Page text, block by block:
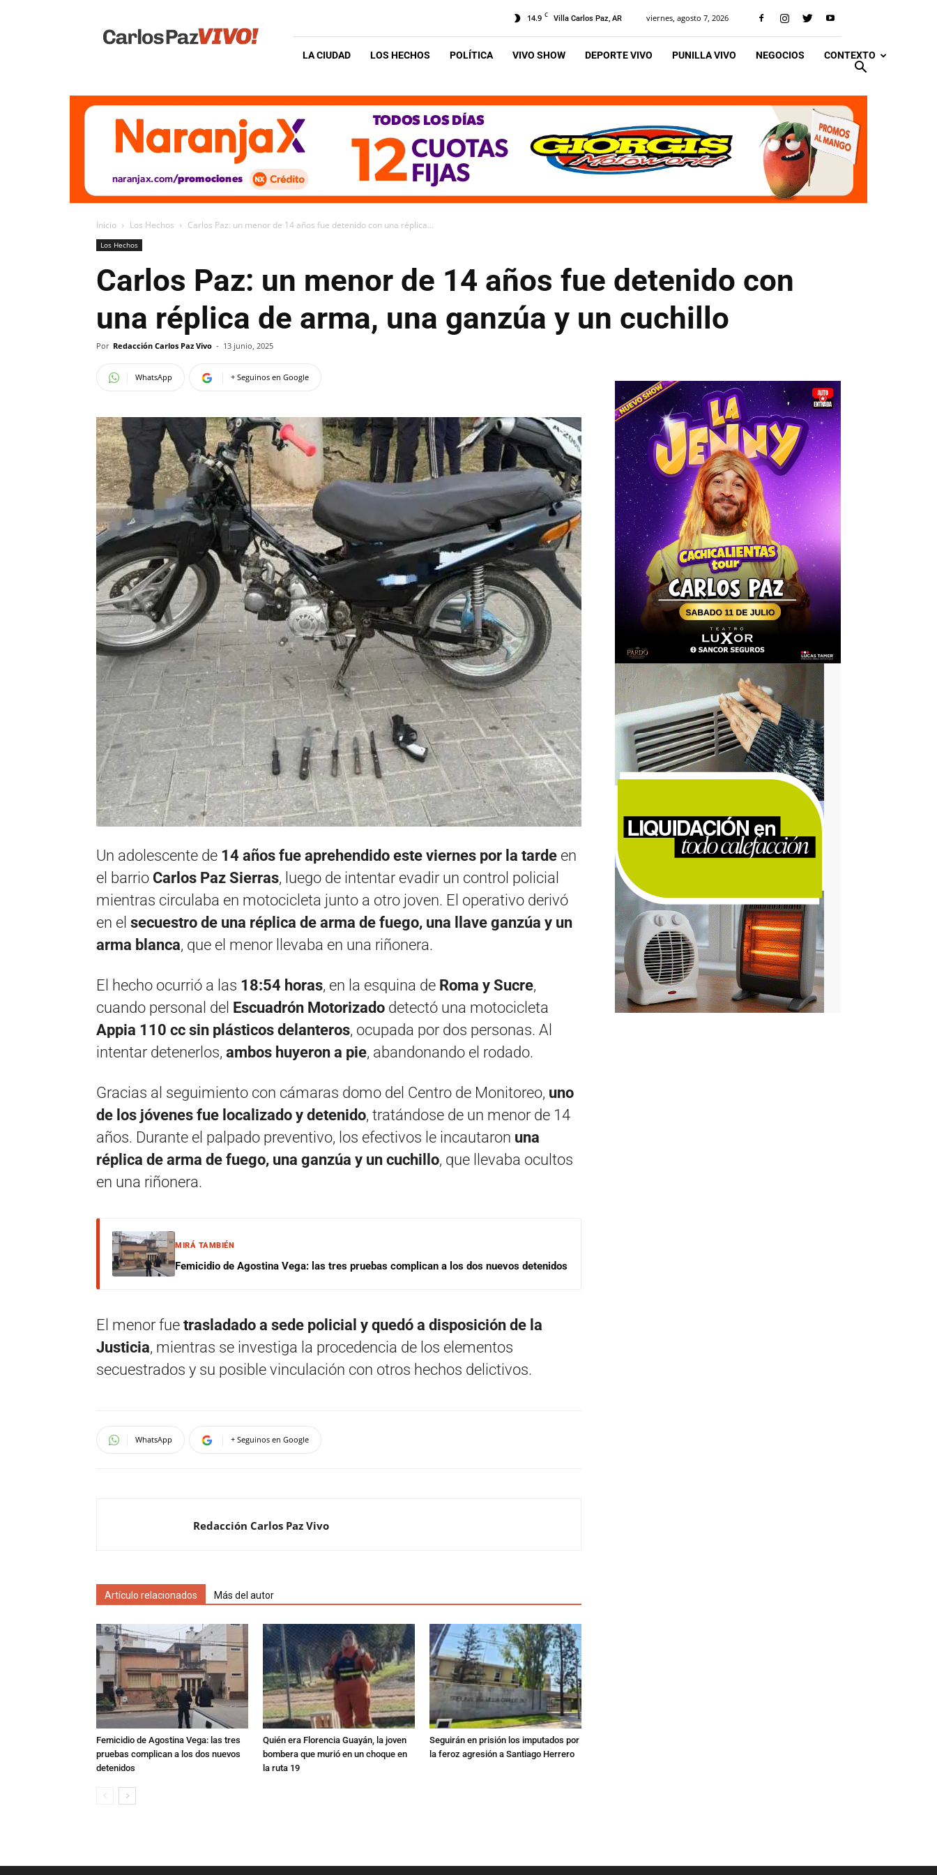
Vivo
14.9 C Villa Carlos Paz, AR viernes, agosto 7, 2026
LA CIUDAD LOS HECHOS POLÍTICA VIVO SHOW DEPORTE VIVO PUNILLA VIVO NEGOCIOS CONTEXTO
Inicio Los Hechos Carlos Paz: un menor de 14 años fue detenido con una réplica...
Los Hechos
Carlos Paz: un menor de 14 años fue detenido con
una réplica de arma, una ganzúa y un cuchillo
Por Redacción Carlos Paz Vivo - 13 junio, 2025
WhatsApp + Seguinos en Google
Un adolescente de 14 años fue aprehendido este viernes por la tarde en
el barrio Carlos Paz Sierras, luego de intentar evadir un control policial
mientras circulaba en motocicleta junto a otro joven. El operativo derivó
en el secuestro de una réplica de arma de fuego, una llave ganzúa y un
arma blanca, que el menor llevaba en una riñonera.
El hecho ocurrió a las 18:54 horas, en la esquina de Roma y Sucre,
cuando personal del Escuadrón Motorizado detectó una motocicleta
Appia 110 cc sin plásticos delanteros, ocupada por dos personas. Al
intentar detenerlos, ambos huyeron a pie, abandonando el rodado.
Gracias al seguimiento con cámaras domo del Centro de Monitoreo, uno
de los jóvenes fue localizado y detenido, tratándose de un menor de 14
años. Durante el palpado preventivo, los efectivos le incautaron una
réplica de arma de fuego, una ganzúa y un cuchillo, que llevaba ocultos
en una riñonera.
MIRÁ TAMBIÉN
Femicidio de Agostina Vega: las tres pruebas complican a los dos nuevos detenidos
El menor fue trasladado a sede policial y quedó a disposición de la
Justicia, mientras se investiga la procedencia de los elementos
secuestrados y su posible vinculación con otros hechos delictivos.
WhatsApp + Seguinos en Google
Redacción Carlos Paz Vivo
Artículo relacionados Más del autor
Femicidio de Agostina Vega: las tres
pruebas complican a los dos nuevos
detenidos
Quién era Florencia Guayán, la joven
bombera que murió en un choque en
la ruta 19
Seguirán en prisión los imputados por
la feroz agresión a Santiago Herrero